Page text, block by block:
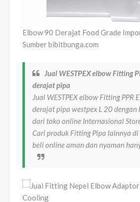
Elbow 90 Derajat Food Grade
Sumber bibitbunga.com
Jual WESTPEX elbow Fitting
derajat pipa
Jual WESTPEX elbow Fitting PPR
derajat pipa westpex L 20
dari toko online Internasional
Cari produk Fitting Pipa lainnya di
beli online aman dan nyaman